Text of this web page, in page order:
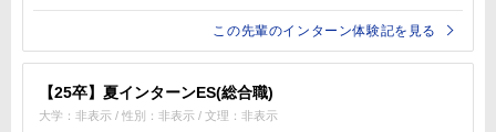
この先輩のインターン体験記を見る
【25卒】夏インターンES(総合職)
大学：非表示 / 性別：非表示 / 文理：非表示